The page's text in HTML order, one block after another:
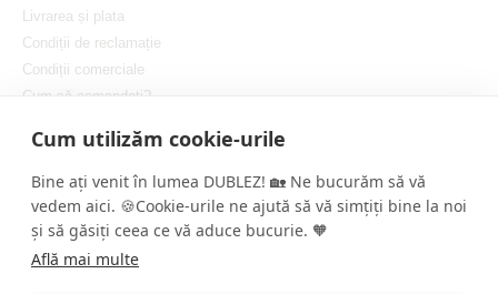
Cum utilizăm cookie-urile
Bine ați venit în lumea DUBLEZ! 🏡 Ne bucurăm să vă
vedem aici. 🍪Cookie-urile ne ajută să vă simțiți bine la noi
și să găsiți ceea ce vă aduce bucurie. 🧡
Află mai multe
Livrarea și plata
Condiții de reclamație
Condiții comerciale
Cum să comandați?
Setați cookie-urile